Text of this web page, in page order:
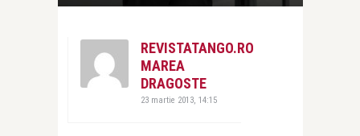
REVISTATANGO.RO
MAREA
DRAGOSTE
23 martie 2013, 14:15